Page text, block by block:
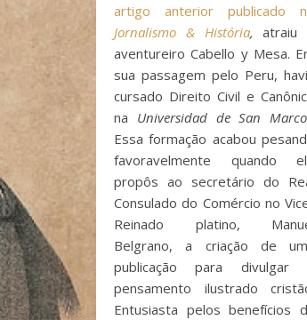
artigo anterior publicado
Jornalismo & História,atraiu
aventureiro Cabello y Mesa.
sua passagem pelo Peru,
cursado Direito Civil e
na Universidad de San
Essa formação acabou
favoravelmente quando
propôs ao secretário do
Consulado do Comércio no
Reinado platino,
Belgrano, a criação de
publicação para divulgar
pensamento ilustrado
Entusiasta pelos benefícios